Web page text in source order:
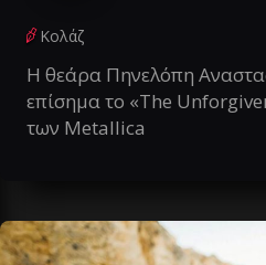
Κολάζ
Η θεάρα Πηνελόπη
επίσημα το «The
των Metallica